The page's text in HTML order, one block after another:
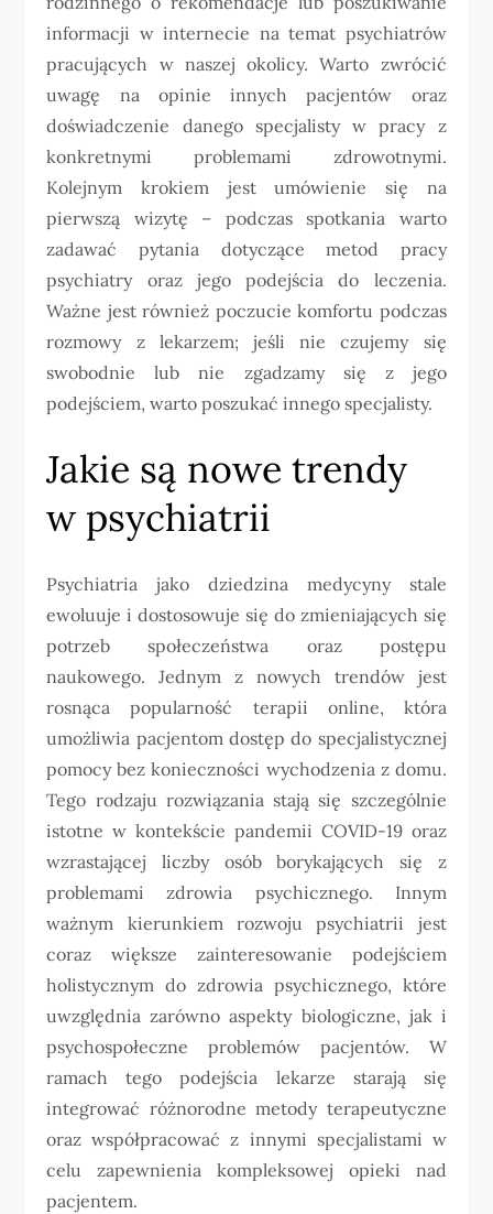
informacji w internecie na temat psychiatrów
pracujących w naszej okolicy. Warto zwrócić
uwagę na opinie innych pacjentów oraz
doświadczenie danego specjalisty w pracy z
konkretnymi problemami zdrowotnymi.
Kolejnym krokiem jest umówienie się na
pierwszą wizytę – podczas spotkania warto
zadawać pytania dotyczące metod pracy
psychiatry oraz jego podejścia do leczenia.
Ważne jest również poczucie komfortu podczas
rozmowy z lekarzem; jeśli nie czujemy się
swobodnie lub nie zgadzamy się z jego
podejściem, warto poszukać innego specjalisty.
Jakie są nowe trendy
w psychiatrii
Psychiatria jako dziedzina medycyny stale
ewoluuje i dostosowuje się do zmieniających się
potrzeb społeczeństwa oraz postępu
naukowego. Jednym z nowych trendów jest
rosnąca popularność terapii online, która
umożliwia pacjentom dostęp do specjalistycznej
pomocy bez konieczności wychodzenia z domu.
Tego rodzaju rozwiązania stają się szczególnie
istotne w kontekście pandemii COVID-19 oraz
wzrastającej liczby osób borykających się z
problemami zdrowia psychicznego. Innym
ważnym kierunkiem rozwoju psychiatrii jest
coraz większe zainteresowanie podejściem
holistycznym do zdrowia psychicznego, które
uwzględnia zarówno aspekty biologiczne, jak i
psychospołeczne problemów pacjentów. W
ramach tego podejścia lekarze starają się
integrować różnorodne metody terapeutyczne
oraz współpracować z innymi specjalistami w
celu zapewnienia kompleksowej opieki nad
pacjentem.